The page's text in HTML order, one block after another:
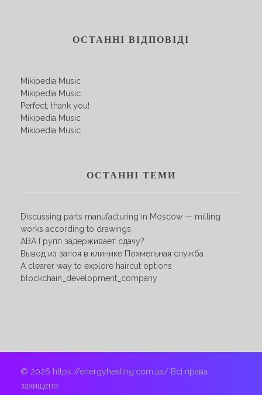
ОСТАННІ ВІДПОВІДІ
Mikipedia Music
Mikipedia Music
Perfect, thank you!
Mikipedia Music
Mikipedia Music
ОСТАННІ ТЕМИ
Discussing parts manufacturing in Moscow — milling
works according to drawings
АВА Групп задерживает сдачу?
Вывод из запоя в клинике Похмельная служба
A clearer way to explore haircut options
blockchain_development_company
© 2026 https://energyhealing.com.ua/ Всі права
захищено